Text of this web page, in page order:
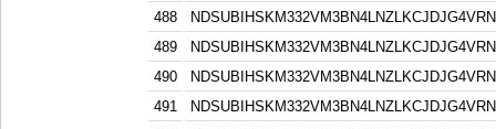
488
489
490
491